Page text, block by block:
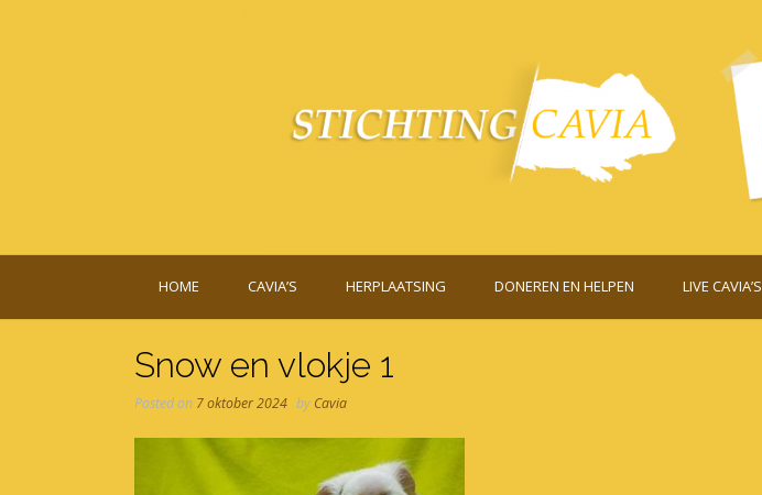
HOME CAVIA’S HERPLAATSING DONEREN EN HELPEN LIVE CAVIA’S
Snow en vlokje 1
Posted on 7 oktober 2024 by Cavia